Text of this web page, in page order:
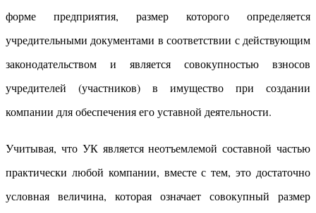
форме предприятия, размер которого определяется
учредительными документами в соответствии с действующим
законодательством и является совокупностью взносов
учредителей (участников) в имущество при создании
компании для обеспечения его уставной деятельности.
Учитывая, что УК является неотъемлемой составной частью
практически любой компании, вместе с тем, это достаточно
условная величина, которая означает совокупный размер